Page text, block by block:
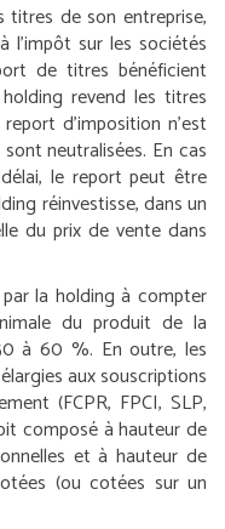
de son entreprise,
l’impôt sur les sociétés
de titres bénéficient
revend les titres
d’imposition n’est
neutralisées. En cas
le report peut être
réinvestisse, dans un
du prix de vente dans
la holding à compter
du produit de la
à 60 %. En outre, les
aux souscriptions
(FCPR, FPCI, SLP,
composé à hauteur de
et à hauteur de
(ou cotées sur un